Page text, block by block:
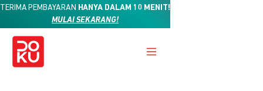
TERIMA PEMBAYARAN HANYA DALAM 10 MENIT!
MULAI SEKARANG!